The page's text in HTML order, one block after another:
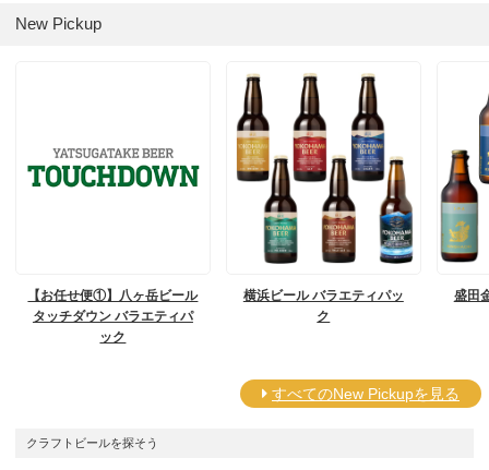
New Pickup
【お任せ便①】八ヶ岳ビール
タッチダウン バラエティパ
ック
横浜ビール バラエティパッ
ク
盛田
すべてのNew Pickupを見る
クラフトビールを探そう